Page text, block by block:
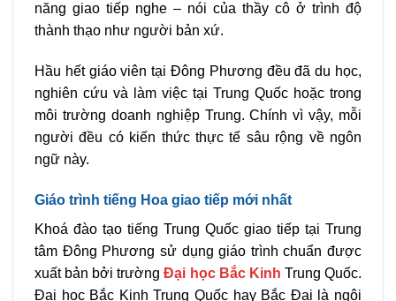
năng giao tiếp nghe – nói của thầy cô ở trình độ
thành thạo như người bản xứ.
Hầu hết giáo viên tại Đông Phương đều đã du học,
nghiên cứu và làm việc tại Trung Quốc hoặc trong
môi trường doanh nghiệp Trung. Chính vì vậy, mỗi
người đều có kiến thức thực tế sâu rộng về ngôn
ngữ này.
Giáo trình tiếng Hoa giao tiếp mới nhất
Khoá đào tạo tiếng Trung Quốc giao tiếp tại Trung
tâm Đông Phương sử dụng giáo trình chuẩn được
xuất bản bởi trườngĐại học Bắc Kinh Trung Quốc.
Đại học Bắc Kinh Trung Quốc hay Bắc Đại là ngôi